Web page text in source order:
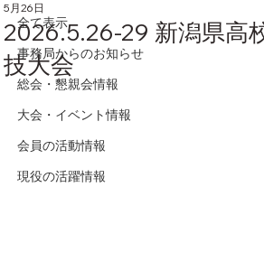
全て表示
事務局からのお知らせ
総会・懇親会情報
大会・イベント情報
会員の活動情報
現役の活躍情報
2026.5.26-29 新潟県高
技大会
5月26日